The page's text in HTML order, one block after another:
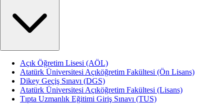
Açık Öğretim Lisesi (AÖL)
Atatürk Üniversitesi Açıköğretim Fakültesi (Ön Lisans)
Dikey Geçiş Sınavı (DGS)
Atatürk Üniversitesi Açıköğretim Fakültesi (Lisans)
Tıpta Uzmanlık Eğitimi Giriş Sınavı (TUS)